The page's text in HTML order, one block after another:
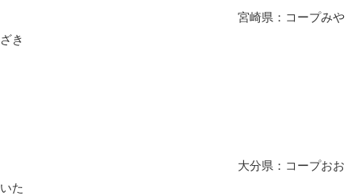
宮崎県：コープみや
ざき
大分県：コープおお
いた